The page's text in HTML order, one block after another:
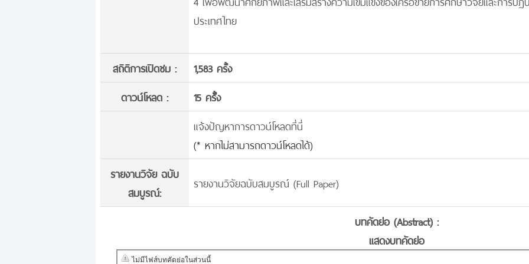
ประเทศไทย
สถิติการเปิดชม :
1,583 ครั้ง
ดาวน์โหลด :
15 ครั้้ง
แจ้งปัญหาการดาวน์โหลดที่นี่
(* หากไม่สามารถดาวน์โหลดได้)
รายงานวิจัย ฉบับ
สมบูรณ์:
รายงานวิจัยฉบับสมบูรณ์ (Full Paper)
บทคัดย่อ (Abstract) :
แสดงบทคัดย่อ